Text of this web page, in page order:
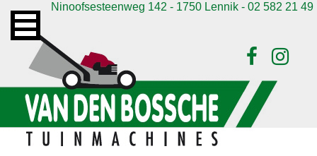
Ninoofsesteenweg 142 - 1750 Lennik - 02 582 21 49